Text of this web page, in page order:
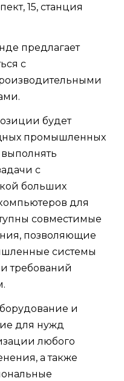
15, станция
предлагает
с
будет
промышленных
с
больших
для
совместимые
позволяющие
системы
требований
и
для нужд
любого
а также